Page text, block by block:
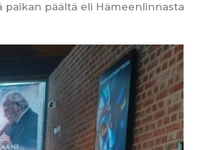
paikan päältä eli Hämeenlinnasta